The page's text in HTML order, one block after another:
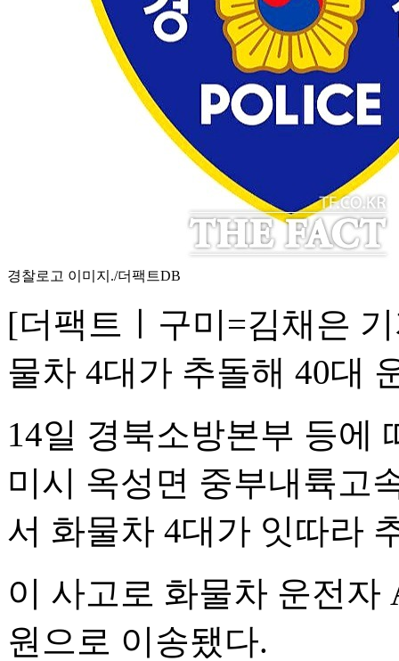
경찰로고 이미지./더팩트DB
[더팩트ㅣ구미=김채은
물차 4대가 추돌해 40대
14일 경북소방본부 등에
미시 옥성면 중부내륙고
서 화물차 4대가 잇따라
이 사고로 화물차 운전자
원으로 이송됐다.